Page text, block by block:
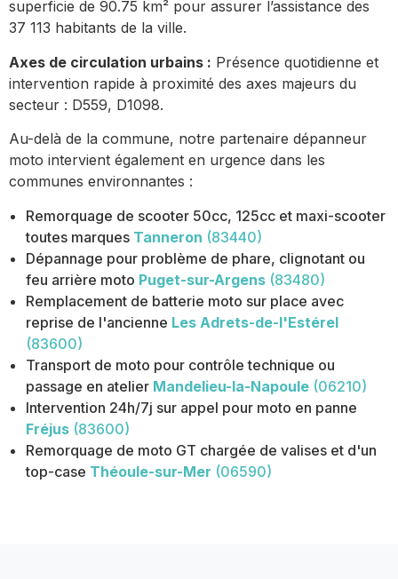
superficie de 90.75 km² pour assurer l’assistance des
37 113 habitants de la ville.
Axes de circulation urbains : Présence quotidienne et
intervention rapide à proximité des axes majeurs du
secteur : D559, D1098.
Au-delà de la commune, notre partenaire dépanneur
moto intervient également en urgence dans les
communes environnantes :
Remorquage de scooter 50cc, 125cc et maxi-scooter
toutes marques Tanneron (83440)
Dépannage pour problème de phare, clignotant ou
feu arrière moto Puget-sur-Argens (83480)
Remplacement de batterie moto sur place avec
reprise de l'ancienne Les Adrets-de-l'Estérel
(83600)
Transport de moto pour contrôle technique ou
passage en atelier Mandelieu-la-Napoule (06210)
Intervention 24h/7j sur appel pour moto en panne
Fréjus (83600)
Remorquage de moto GT chargée de valises et d'un
top-case Théoule-sur-Mer (06590)